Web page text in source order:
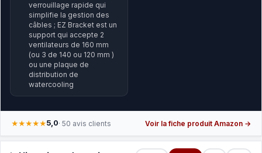
verrouillage rapide qui
simplifie la gestion des
câbles ; EZ Bracket est un
support qui accepte 2
ventilateurs de 160 mm
(ou 3 de 140 ou 120 mm )
ou une plaque de
distribution de
watercooling
★★★★★5,0· 50 avis clients Voir la fiche produit Amazon →